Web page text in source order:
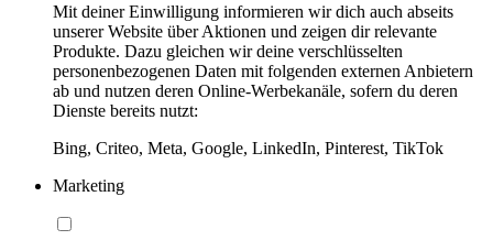
Mit deiner Einwilligung informieren wir dich auch abseits
unserer Website über Aktionen und zeigen dir relevante
Produkte. Dazu gleichen wir deine verschlüsselten
personenbezogenen Daten mit folgenden externen Anbietern
ab und nutzen deren Online-Werbekanäle, sofern du deren
Dienste bereits nutzt:
Bing, Criteo, Meta, Google, LinkedIn, Pinterest, TikTok
Marketing